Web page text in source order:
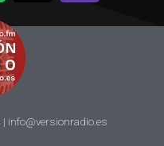
| info@versionradio.es